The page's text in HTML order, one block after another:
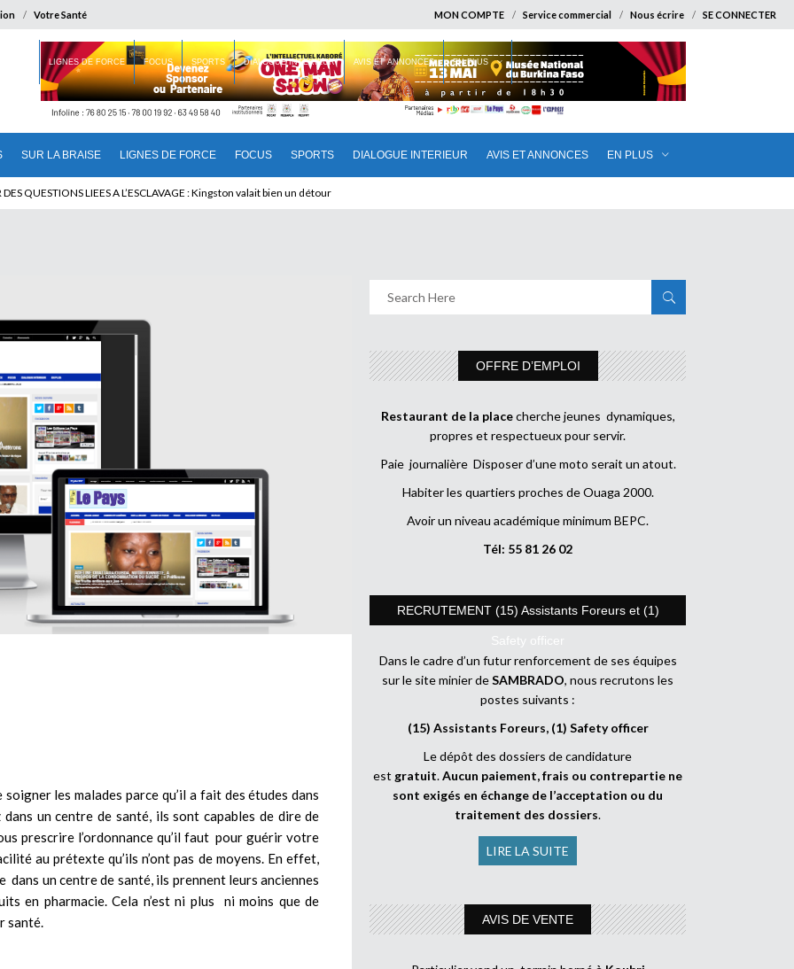
Votre Santé MON COMPTE Service commercial Nous écrire SE CONNECTER
SUR LA BRAISE LIGNES DE FORCE FOCUS SPORTS DIALOGUE INTERIEUR AVIS ET ANNONCES EN PLUS
LIGNES DE FORCE FOCUS SPORTS DIALOGUE INTERIEUR AVIS ET ANNONCES EN PLUS
DES QUESTIONS LIEES A L’ESCLAVAGE : Kingston valait bien un détour
BENINOIS : Quand Patrice quitte le pouvoir sans partir !
soigner les malades parce qu’il a fait des études dans
un centre de santé, ils sont capables de dire de
prescrire l’ordonnance qu’il faut pour guérir votre
au prétexte qu’ils n’ont pas de moyens. En effet,
dans un centre de santé, ils prennent leurs anciennes
en pharmacie. Cela n’est ni plus ni moins que de
santé.
OFFRE D’EMPLOI
Restaurant de la placecherche jeunes dynamiques,
propres et respectueux pour servir.
Paie journalière Disposer d’une moto serait un atout.
Habiter les quartiers proches de Ouaga 2000.
Avoir un niveau académique minimum BEPC.
Tél: 55 81 26 02
RECRUTEMENT (15) Assistants Foreurs et (1)
Safety officer
Dans le cadre d’un futur renforcement de ses équipes
sur le site minier deSAMBRADO, nous recrutons les
postes suivants :
(15) Assistants Foreurs, (1) Safety officer
Le dépôt des dossiers de candidature
est gratuit.Aucun paiement, frais ou contrepartie ne
sont exigés en échange de l’acceptation ou du
traitement des dossiers.
LIRE LA SUITE
AVIS DE VENTE